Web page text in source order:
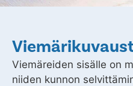
Viemäreiden sisälle on
niiden kunnon